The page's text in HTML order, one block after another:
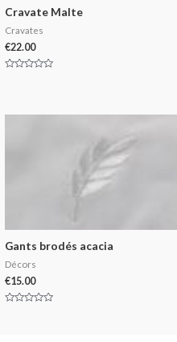
Cravate Malte
Cravates
€22.00
5
Gants brodés acacia
Décors
€15.00